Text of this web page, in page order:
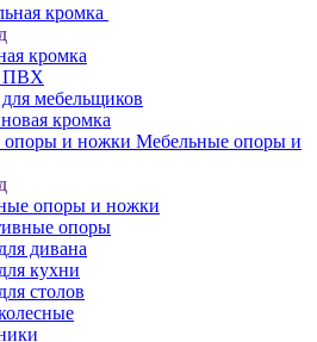
кромка
кромка
ПВХ
мебельщиков
кромка
Мебельные опоры и
опоры и ножки
опоры
дивана
кухни
столов